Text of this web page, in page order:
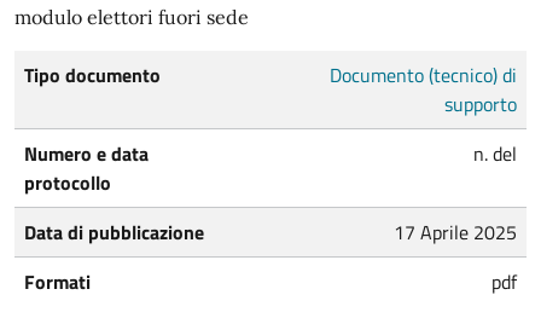
modulo elettori fuori sede
Tipo documento
Documento (tecnico) di
supporto
Numero e data
protocollo
n. del
Data di pubblicazione
17 Aprile 2025
Formati
pdf